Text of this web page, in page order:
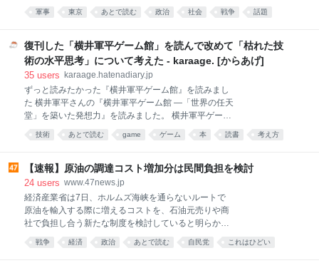
定する緊急一時避難施設より安全に避難できる施設と
して改修工事を今後進める。都営地下鉄・麻布十番駅
団体が運営する八重洲駐車場は、東京駅前の八重洲通
りの地下約2〜11メートルにある2層構造の駐車場で広
さは延べ
軍事 東京 あとで読む 政治 社会 戦争 話題
復刊した「横井軍平ゲーム館」を読んで改めて「枯れた技
術の水平思考」について考えた - karaage. [からあげ]
35 users
karaage.hatenadiary.jp
ずっと読みたかった『横井軍平ゲーム館』を読みまし
た 横井軍平さんの『横井軍平ゲーム館 ―「世界の任天
堂」を築いた発想力』を読みました。 横井軍平ゲーム
館: 「世界の任天堂」を築いた発想力 (ちくま文庫 よ
29-1) 作者:横井 軍平,牧野 武文筑摩書房Amazon この
プレミアがついて数万円になっていて、さすがに手が
出ませんでした。2018年に横井軍平さんの記事を書い
たときも、図書館で見つけた別の伝記を読んでいまし
た。 その後、ちくま文庫から復刊されて手頃な価格で
買えるようになっていたことを、ナル先生の投稿で知
当たらなかったので、久しぶりに紙の本を買いまし
技術 あとで読む game ゲーム 本 読書 考え方
【速報】原油の調達コスト増加分は民間負担を検討
24 users www.47news.jp
経済産業省は7日、ホルムズ海峡を通らないルートで
原油を輸入する際に増えるコストを、石油元売りや商
社で負担し合う新たな制度を検討していると明らかに
した。調達先の多角化が狙い。
戦争 経済 政治 あとで読む 自民党 これはひどい